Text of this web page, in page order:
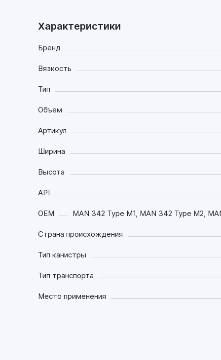
Характеристики
Бренд
Вязкость
Тип
Объем
Артикул
Ширина
Высота
API
OEM MAN 342 Type M1, MAN 342 Type M2,
Страна происхождения
Тип канистры
Тип транспорта
Место применения